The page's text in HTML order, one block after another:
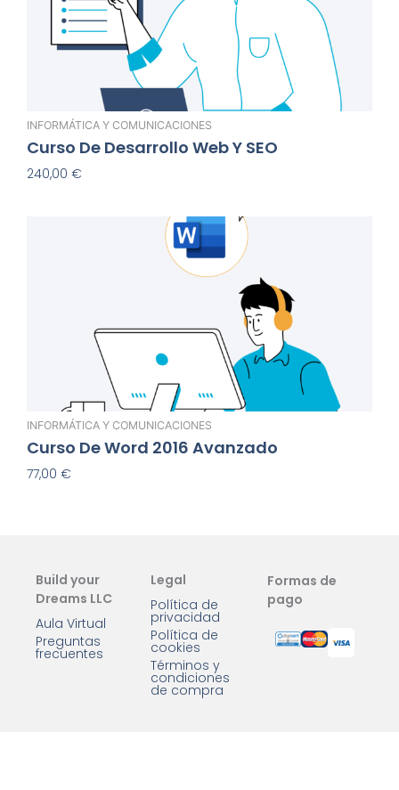
INFORMÁTICA Y COMUNICACIONES
Curso De Desarrollo Web Y SEO
240,00 €
INFORMÁTICA Y COMUNICACIONES
Curso De Word 2016 Avanzado
77,00 €
Build your
Dreams LLC
Aula Virtual
Preguntas
frecuentes
Legal
Política de
privacidad
Política de
cookies
Términos y
condiciones
de compra
Formas de
pago